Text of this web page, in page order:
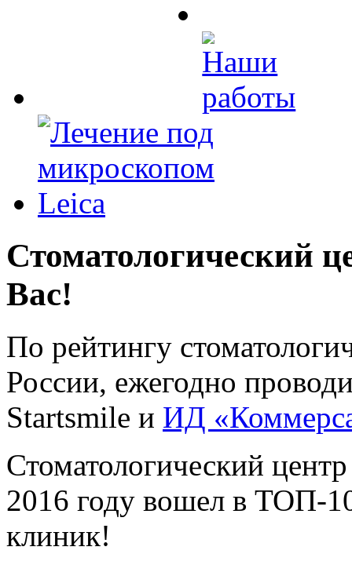
Стоматологический
Вас!
По рейтингу
России, ежегодно
Startsmile и ИД
Стоматологический
2016 году вошел в ТОП-
клиник!